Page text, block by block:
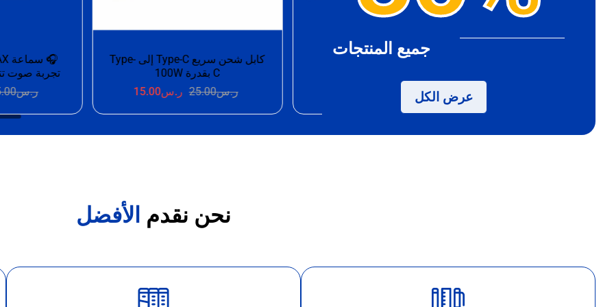
جميع المنتجات
عرض الكل
🎧 سماعة WINMAX السلكية –
تجربة صوت تتفوق على التوقعات
ر.س
15.00
نحن نقدم الأفضل